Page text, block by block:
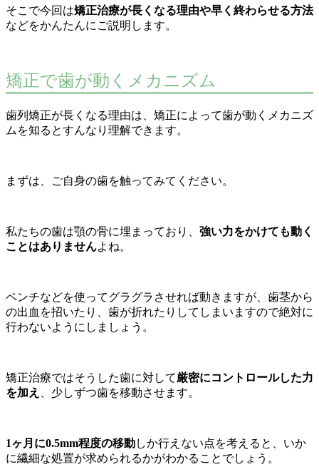
そこで今回は矯正治療が長くなる理由や早く終わらせる方法
などをかんたんにご説明します。
矯正で歯が動くメカニズム
歯列矯正が長くなる理由は、矯正によって歯が動くメカニズ
ムを知るとすんなり理解できます。
まずは、ご自身の歯を触ってみてください。
私たちの歯は顎の骨に埋まっており、 強い力をかけても動く
ことはありませんよね。
ペンチなどを使ってグラグラさせれば動きますが、歯茎から
の出血を招いたり、歯が折れたりしてしまいますので絶対に
行わないようにしましょう。
矯正治療ではそうした歯に対して厳密にコントロールした力
を加え
、少しずつ歯を移動させます。
1ヶ月に0.5mm程度の移動しか行えない点を考えると、いか
に繊細な処置が求められるかがわかることでしょう。